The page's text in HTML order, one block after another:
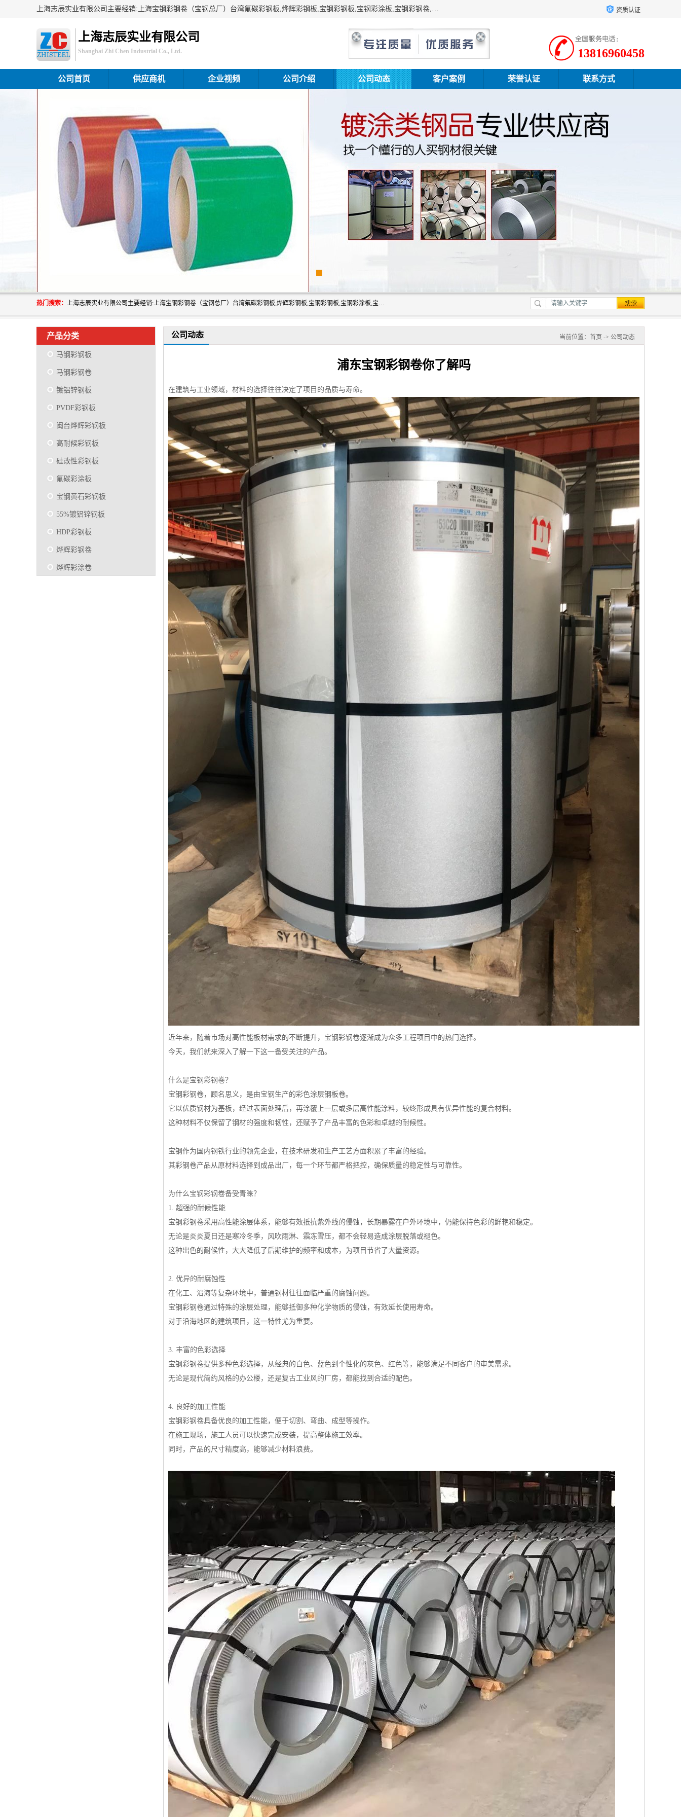
上海志辰实业有限公司主要经销:上海宝钢彩钢卷（宝钢总厂）台湾氟碳彩钢板,烨辉彩钢板,宝钢彩钢板,宝钢彩涂板,宝钢彩钢卷,马钢彩钢板,马钢彩钢卷,镀铝锌钢板,PVDF彩钢板,台湾烨辉彩钢板,高耐候彩钢板,硅改性彩钢板,规格齐全。 资质认证
上海志辰实业有限公司
Shanghai Zhi Chen Industrial Co., Ltd. 13816960458
公司首页 供应商机 企业视频 公司介绍 公司动态 客户案例 荣誉认证 联系方式
热门搜索： 上海志辰实业有限公司主要经销:上海宝钢彩钢卷（宝钢总厂）台湾氟碳彩钢板,烨辉彩钢板,宝钢彩钢板,宝钢彩涂板,宝钢彩钢卷,马钢彩钢板,马钢彩钢卷,镀铝锌钢板,PVDF彩钢板,台湾烨辉彩钢板,高耐候彩钢板,硅改性彩钢板,规格齐全。
产品分类
马钢彩钢板
马钢彩钢卷
镀铝锌钢板
PVDF彩钢板
闽台烨辉彩钢板
高耐候彩钢板
硅改性彩钢板
氟碳彩涂板
宝钢黄石彩钢板
55%镀铝锌钢板
HDP彩钢板
烨辉彩钢卷
烨辉彩涂卷
公司动态 当前位置： 首页 -> 公司动态
浦东宝钢彩钢卷你了解吗
在建筑与工业领域，材料的选择往往决定了项目的品质与寿命。
近年来，随着市场对高性能板材需求的不断提升，宝钢彩钢卷逐渐成为众多工程项目中的热门选择。
今天，我们就来深入了解一下这一备受关注的产品。
什么是宝钢彩钢卷？
宝钢彩钢卷，顾名思义，是由宝钢生产的彩色涂层钢板卷。
它以优质钢材为基板，经过表面处理后，再涂覆上一层或多层高性能涂料，较终形成具有优异性能的复合材料。
这种材料不仅保留了钢材的强度和韧性，还赋予了产品丰富的色彩和卓越的耐候性。
宝钢作为国内钢铁行业的领先企业，在技术研发和生产工艺方面积累了丰富的经验。
其彩钢卷产品从原材料选择到成品出厂，每一个环节都严格把控，确保质量的稳定性与可靠性。
为什么宝钢彩钢卷备受青睐？
1. 超强的耐候性能
宝钢彩钢卷采用高性能涂层体系，能够有效抵抗紫外线的侵蚀，长期暴露在户外环境中，仍能保持色彩的鲜艳和稳定。
无论是炎炎夏日还是寒冷冬季，风吹雨淋、霜冻雪压，都不会轻易造成涂层脱落或褪色。
这种出色的耐候性，大大降低了后期维护的频率和成本，为项目节省了大量资源。
2. 优异的耐腐蚀性
在化工、沿海等复杂环境中，普通钢材往往面临严重的腐蚀问题。
宝钢彩钢卷通过特殊的涂层处理，能够抵御多种化学物质的侵蚀，有效延长使用寿命。
对于沿海地区的建筑项目，这一特性尤为重要。
3. 丰富的色彩选择
宝钢彩钢卷提供多种色彩选择，从经典的白色、蓝色到个性化的灰色、红色等，能够满足不同客户的审美需求。
无论是现代简约风格的办公楼，还是复古工业风的厂房，都能找到合适的配色。
4. 良好的加工性能
宝钢彩钢卷具备优良的加工性能，便于切割、弯曲、成型等操作。
在施工现场，施工人员可以快速完成安装，提高整体施工效率。
同时，产品的尺寸精度高，能够减少材料浪费。